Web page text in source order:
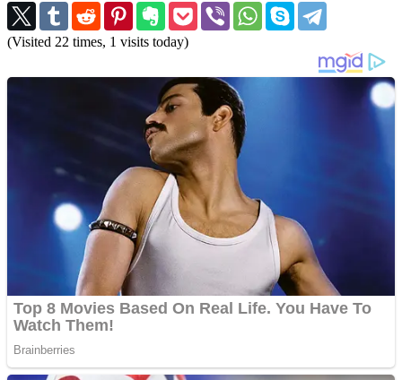
(Visited 22 times, 1 visits today)